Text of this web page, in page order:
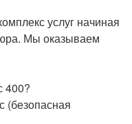
услуг начиная
Мы оказываем
400?
(безопасная